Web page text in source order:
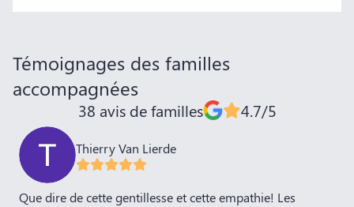
Témoignages des familles
accompagnées
38 avis de familles 4.7/5
Thierry Van Lierde
Que dire de cette gentillesse et cette empathie! Les